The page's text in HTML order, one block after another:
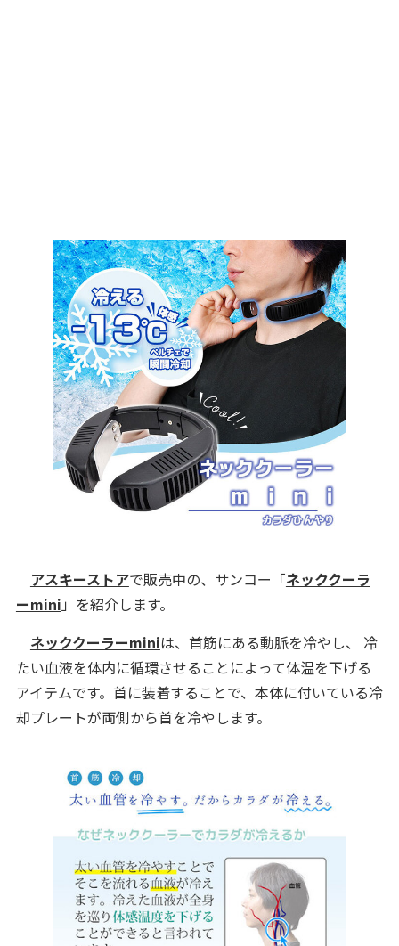
アスキーストアで販売中の、サンコー「ネッククーラ
ーmini 」を紹介します。
ネッククーラーminiは、首筋にある動脈を冷やし、 冷
たい血液を体内に循環させることによって体温を下げる
アイテムです。首に装着することで、本体に付いている冷
却プレートが両側から首を冷やします。